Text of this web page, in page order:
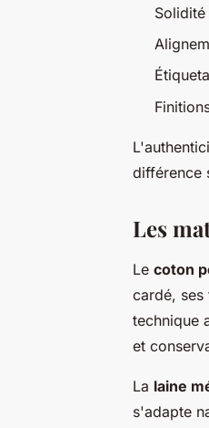
différence
Les
Le coton
cardé, ses
technique
et
La laine
s'adapte